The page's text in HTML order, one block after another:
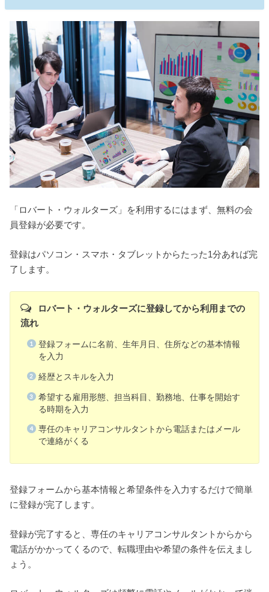
「ロバート・ウォルターズ」を利用するにはまず、無料の会
員登録が必要です。
登録はパソコン・スマホ・タブレットからたった1分あれば完
了します。
ロバート・ウォルターズに登録してから利用までの
流れ
登録フォームに名前、生年月日、住所などの基本情報
を入力
経歴とスキルを入力
希望する雇用形態、担当科目、勤務地、仕事を開始す
る時期を入力
専任のキャリアコンサルタントから電話またはメール
で連絡がくる
登録フォームから基本情報と希望条件を入力するだけで簡単
に登録が完了します。
登録が完了すると、専任のキャリアコンサルタントからから
電話がかかってくるので、転職理由や希望の条件を伝えまし
ょう。